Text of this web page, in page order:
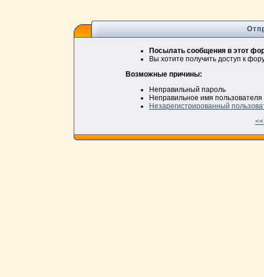
Посылать сообщения в этот
Вы хотите получить доступ к
Возможные причины:
Неправильный пароль
Неправильное имя пользователя
Незарегистрированный